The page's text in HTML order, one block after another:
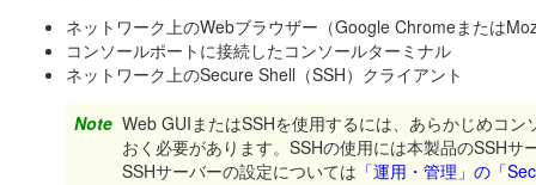
ネットワーク上のWebブラウザー（Google Chromeまたは
コンソールポートに接続したコンソールターミナル
ネットワーク上のSecure Shell（SSH）クライアント
Note Web GUIまたはSSHを使用するには、あらかじめコ
おく必要があります。SSHの使用には本製品のSSH
SSHサーバーの設定については 「運用・管理」の「